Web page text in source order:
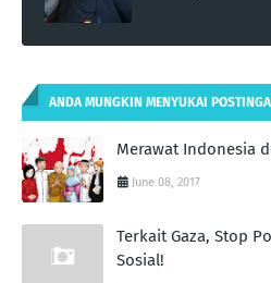
ANDA MUNGKIN MENYUKAI
Merawat Indonesia
June 08, 2017
Terkait Gaza, Stop
Sosial!